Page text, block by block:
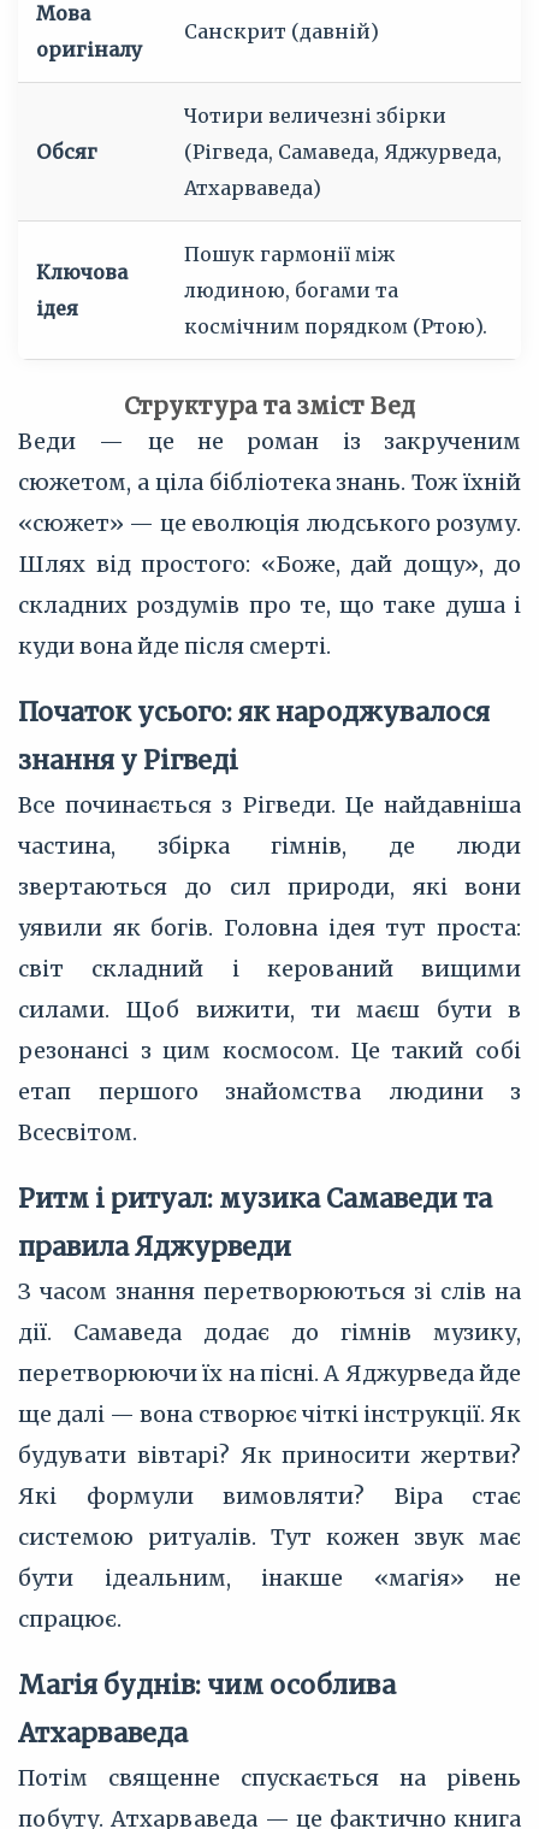
Мова
оригіналу
Санскрит (давній)
Обсяг
Чотири величезні збірки
(Рігведа, Самаведа, Яджурведа,
Атхарваведа)
Ключова
ідея
Пошук гармонії між
людиною, богами та
космічним порядком (Ртою).
Структура та зміст Вед
Веди — це не роман із закрученим
сюжетом, а ціла бібліотека знань. Тож їхній
«сюжет» — це еволюція людського розуму.
Шлях від простого: «Боже, дай дощу», до
складних роздумів про те, що таке душа і
куди вона йде після смерті.
Початок усього: як народжувалося
знання у Рігведі
Все починається з Рігведи. Це найдавніша
частина, збірка гімнів, де люди
звертаються до сил природи, які вони
уявили як богів. Головна ідея тут проста:
світ складний і керований вищими
силами. Щоб вижити, ти маєш бути в
резонансі з цим космосом. Це такий собі
етап першого знайомства людини з
Всесвітом.
Ритм і ритуал: музика Самаведи та
правила Яджурведи
З часом знання перетворюються зі слів на
дії. Самаведа додає до гімнів музику,
перетворюючи їх на пісні. А Яджурведа йде
ще далі — вона створює чіткі інструкції. Як
будувати вівтарі? Як приносити жертви?
Які формули вимовляти? Віра стає
системою ритуалів. Тут кожен звук має
бути ідеальним, інакше «магія» не
спрацює.
Магія буднів: чим особлива
Атхарваведа
Потім священне спускається на рівень
побуту. Атхарваведа — це фактично книга